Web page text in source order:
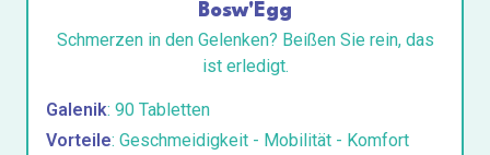
Bosw'Egg
Schmerzen in den Gelenken? Beißen Sie rein, das
ist erledigt.
Galenik: 90 Tabletten
Vorteile: Geschmeidigkeit - Mobilität - Komfort